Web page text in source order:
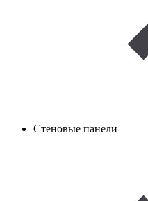
Стеновые панели